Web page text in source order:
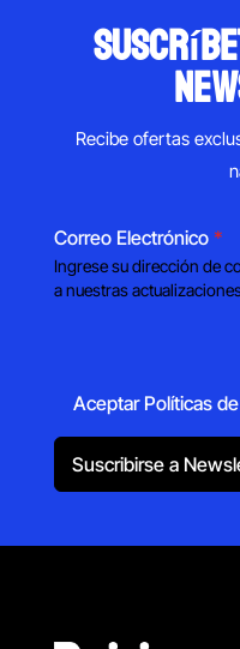
Recibe ofertas
Correo Electrónico *
Ingrese su dirección de
a nuestras
Aceptar Políticas
Suscribirse a